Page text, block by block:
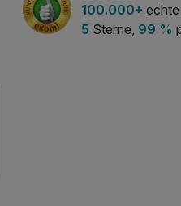
100.000+
5 Sterne, 99 %